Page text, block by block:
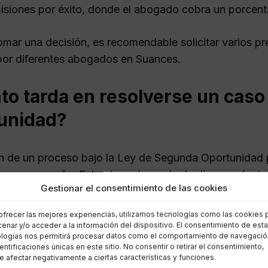
Gestionar el consentimiento de las cookies
las mejores experiencias, utilizamos tecnologías como las cookies
y/o acceder a la información del dispositivo. El consentimiento de
nos permitirá procesar datos como el comportamiento de
únicas en este sitio. No consentir o retirar el consentimiento,
afectar negativamente a ciertas características y funciones.
por éxito, donde el abogado cobra un
una decisión, es recomendable solicitar varios
diferentes abogados en Suances.
tarda en resolverse un
de un proceso bajo la Ley de Segunda
y un año. Este plazo depende de diversos
deudas involucradas. Algunos de los componentes
con la que se presenta la documentación
de los acreedores durante las
de trabajo del juez asignado al caso.